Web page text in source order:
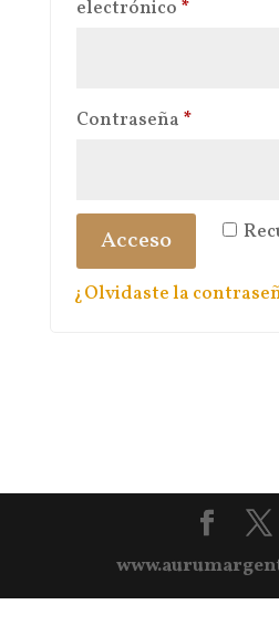
electrónico *Obligatorio
Contraseña *
Acceso
¿Olvidaste la